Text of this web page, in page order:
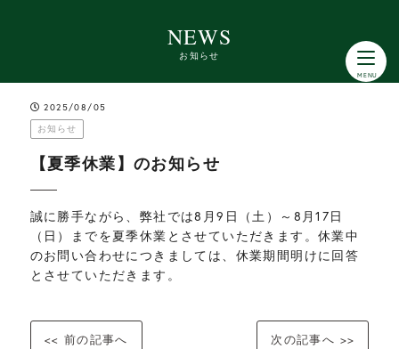
NEWS
お知らせ
2025/08/05
お知らせ
【夏季休業】のお知らせ
誠に勝手ながら、弊社では8月9日（土）～8月17日
（日）までを夏季休業とさせていただきます。休業中
のお問い合わせにつきましては、休業期間明けに回答
とさせていただきます。
<< 前の記事へ 次の記事へ >>